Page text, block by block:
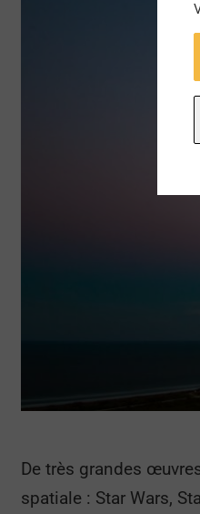
De très grandes
spatiale : Star Wars,